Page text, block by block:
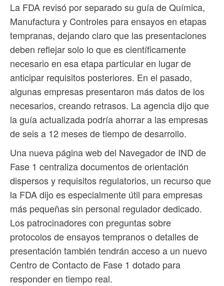
La FDA revisó por separado su guía de Química,
Manufactura y Controles para ensayos en etapas
tempranas, dejando claro que las presentaciones
deben reflejar solo lo que es científicamente
necesario en esa etapa particular en lugar de
anticipar requisitos posteriores. En el pasado,
algunas empresas presentaron más datos de los
necesarios, creando retrasos. La agencia dijo que
la guía actualizada podría ahorrar a las empresas
de seis a 12 meses de tiempo de desarrollo.
Una nueva página web del Navegador de IND de
Fase 1 centraliza documentos de orientación
dispersos y requisitos regulatorios, un recurso que
la FDA dijo es especialmente útil para empresas
más pequeñas sin personal regulador dedicado.
Los patrocinadores con preguntas sobre
protocolos de ensayos tempranos o detalles de
presentación también tendrán acceso a un nuevo
Centro de Contacto de Fase 1 dotado para
responder en tiempo real.